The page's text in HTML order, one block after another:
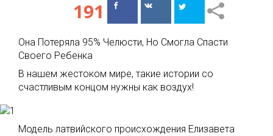
191
ПоделитьсяПоделиться
Она Потеряла 95% Челюсти, Но Смогла Спасти
Своего Ребенка
В нашем жестоком мире, такие истории со
счастливым концом нужны как воздух!
Модель латвийского происхождения Елизавета